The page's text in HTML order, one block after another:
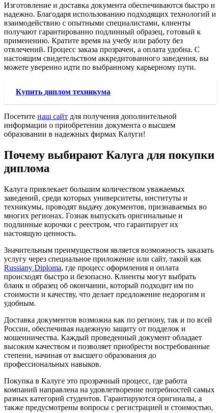
Изготовление и доставка документа обеспечиваются быстро и
надежно. Благодаря использованию подходящих технологий и
взаимодействию с опытными специалистами, клиенты
получают гарантированно подлинный образец, готовый к
применению. Кратите время на учебу или работу без
отвлечений. Процесс заказа прозрачен, а оплата удобна. С
настоящим свидетельством аккредитованного заведения, вы
можете уверенно идти по выбранному карьерному пути.
Купить диплом техникума
Посетите наш сайт для получения дополнительной
информации о приобретении документа о высшем
образовании в надежных фирмах Калуги!
Почему выбирают Калуга для покупки
диплома
Калуга привлекает большим количеством уважаемых
заведений, среди которых университеты, институты и
техникумы, проводят выдачу документов, признаваемых во
многих регионах. Гознак выпускать оригинальные и
подлинные корочки с реестром, что гарантирует их
настоящую ценность.
Значительным преимуществом является возможность заказать
услугу через специальное приложение или сайт, такой как
Russiany Diploma, где процесс оформления и оплата
происходят быстро и безопасно. Клиенты могут выбрать
бланк и образец об окончании, который подходит им по
стоимости и качеству, что делает предложение недорогим и
удобным.
Доставка документов возможна как по региону, так и по всей
России, обеспечивая надежную защиту от подделок и
мошенничества. Каждый проведенный документ обладает
высоким качеством и позволяет приобрести востребованные
степени, начиная от высшего образования до
профессиональных навыков.
Покупка в Калуге это прозрачный процесс, где работа
компаний направлена на удовлетворение потребностей самых
разных категорий студентов. Гарантируются оригиналы, а
также предусмотрены вопросы с регистрацией и стоимостью,